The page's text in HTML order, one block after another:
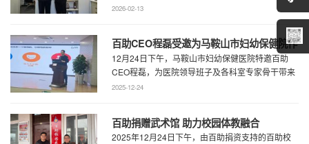
磊现场颁发安徽省公安厅党风 ...
2026-02-13
百助CEO程磊受邀为马鞍山市妇幼保健院作
专题演讲 共绘“超越医疗”发展新蓝图
12月24日下午，马鞍山市妇幼保健医院特邀百助
CEO程磊，为医院领导班子及各科室专家骨干带来
了一场题为《预见趋势，定义未来——为 ...
2025-12-24
百助捐赠武术馆 助力校园体教融合
2025年12月24日下午，由百助捐资支持的百助校